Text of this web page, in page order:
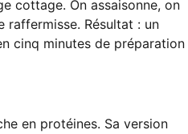
cottage. On assaisonne, on
Résultat : un
cinq minutes de préparation
en protéines. Sa version